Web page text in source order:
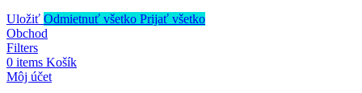
Uložiť Odmietnuť všetko Prijať všetko
Obchod
Filters
0 items Košík
Môj účet